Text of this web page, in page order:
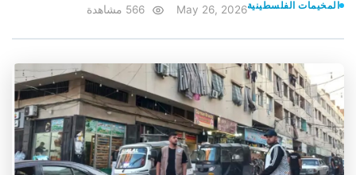
المخيمات الفلسطينيةMay 26, 2026 566 مشاهدة